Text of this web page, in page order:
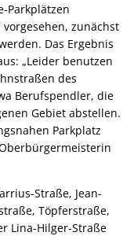
Parkplätzen
zunächst
Das Ergebnis
„Leider benutzen
des
Berufspendler, die
Gebiet abstellen.
Parkplatz
Straße, Jean-
Töpferstraße,
Lina-Hilger-Straße